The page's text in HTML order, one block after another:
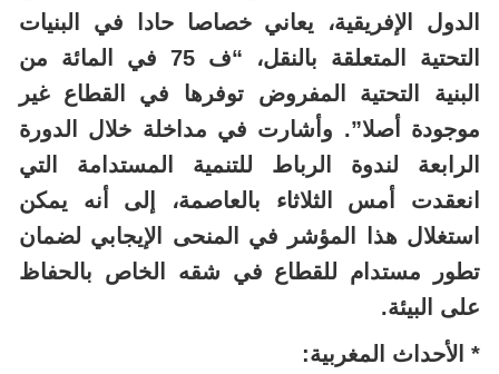
الدول الإفريقية، يعاني خصاصا حادا في البنيات
التحتية المتعلقة بالنقل، “ف 75 في المائة من
البنية التحتية المفروض توفرها في القطاع غير
موجودة أصلا”. وأشارت في مداخلة خلال الدورة
الرابعة لندوة الرباط للتنمية المستدامة التي
انعقدت أمس الثلاثاء بالعاصمة، إلى أنه يمكن
استغلال هذا المؤشر في المنحى الإيجابي لضمان
تطور مستدام للقطاع في شقه الخاص بالحفاظ
على البيئة.
* الأحداث المغربية: